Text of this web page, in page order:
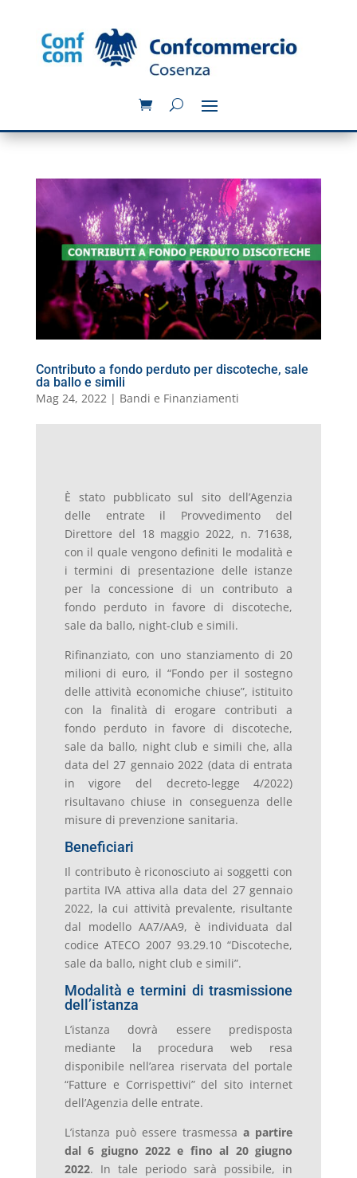
Contributo a fondo perduto per discoteche, sale
da ballo e simili
Mag 24, 2022| Bandi e Finanziamenti
È stato pubblicato sul sito dell’Agenzia
delle entrate il Provvedimento del
Direttore del 18 maggio 2022, n. 71638,
con il quale vengono definiti le modalità e
i termini di presentazione delle istanze
per la concessione di un contributo a
fondo perduto in favore di discoteche,
sale da ballo, night-club e simili.
Rifinanziato, con uno stanziamento di 20
milioni di euro, il “Fondo per il sostegno
delle attività economiche chiuse”, istituito
con la finalità di erogare contributi a
fondo perduto in favore di discoteche,
sale da ballo, night club e simili che, alla
data del 27 gennaio 2022 (data di entrata
in vigore del decreto-legge 4/2022)
risultavano chiuse in conseguenza delle
misure di prevenzione sanitaria.
Beneficiari
Il contributo è riconosciuto ai soggetti con
partita IVA attiva alla data del 27 gennaio
2022, la cui attività prevalente, risultante
dal modello AA7/AA9, è individuata dal
codice ATECO 2007 93.29.10 “Discoteche,
sale da ballo, night club e simili”.
Modalità e termini di trasmissione
dell’istanza
L’istanza dovrà essere predisposta
mediante la procedura web resa
disponibile nell’area riservata del portale
“Fatture e Corrispettivi” del sito internet
dell’Agenzia delle entrate.
L’istanza può essere trasmessaa partire
dal 6 giugno 2022 e fino al 20 giugno
2022. In tale periodo sarà possibile, in